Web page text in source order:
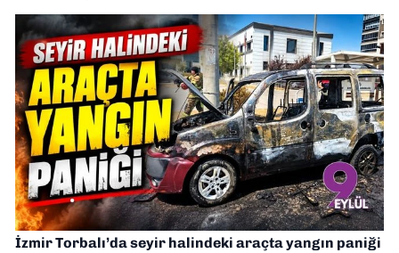
İzmir Torbalı’da seyir halindeki araçta yangın paniği